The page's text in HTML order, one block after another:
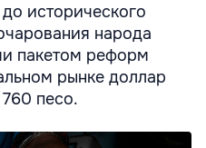
исторического
народа
пакетом реформ
рынке доллар
песо.